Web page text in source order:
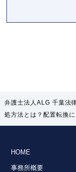
弁護士法人ALG 千葉法
処方法とは？配置転換
HOME
事務所概要